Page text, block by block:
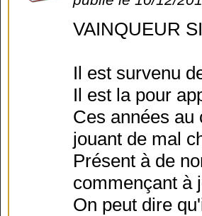
VAINQUEUR
Il est survenu
Il est la pour
Ces années au
jouant de mal
Présent à de
commençant à
On peut dire